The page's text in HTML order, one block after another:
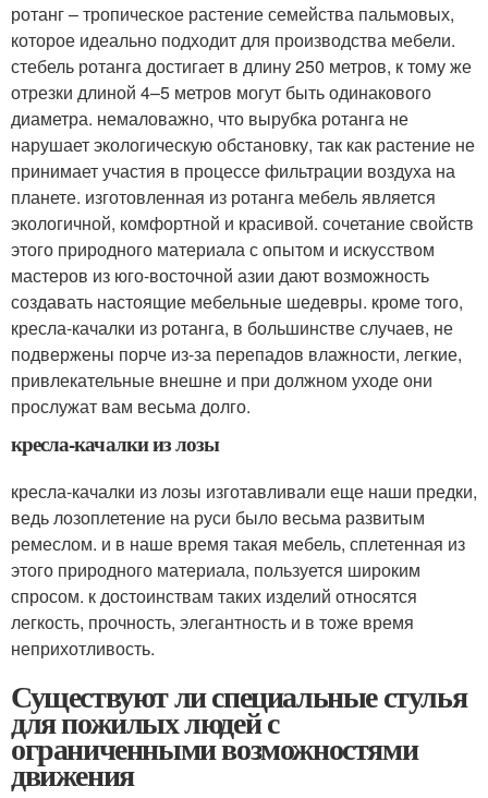
ротанг – тропическое растение семейства пальмовых,
которое идеально подходит для производства мебели.
стебель ротанга достигает в длину 250 метров, к тому же
отрезки длиной 4–5 метров могут быть одинакового
диаметра. немаловажно, что вырубка ротанга не
нарушает экологическую обстановку, так как растение не
принимает участия в процессе фильтрации воздуха на
планете. изготовленная из ротанга мебель является
экологичной, комфортной и красивой. сочетание свойств
этого природного материала с опытом и искусством
мастеров из юго-восточной азии дают возможность
создавать настоящие мебельные шедевры. кроме того,
кресла-качалки из ротанга, в большинстве случаев, не
подвержены порче из-за перепадов влажности, легкие,
привлекательные внешне и при должном уходе они
прослужат вам весьма долго.
кресла-качалки из лозы
кресла-качалки из лозы изготавливали еще наши предки,
ведь лозоплетение на руси было весьма развитым
ремеслом. и в наше время такая мебель, сплетенная из
этого природного материала, пользуется широким
спросом. к достоинствам таких изделий относятся
легкость, прочность, элегантность и в тоже время
неприхотливость.
Существуют ли специальные стулья
для пожилых людей с
ограниченными возможностями
движения